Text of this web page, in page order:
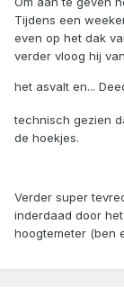
Tijdens een
even op het dak
verder vloog hij
het asvalt en...
technisch gezien
de hoekjes.
Verder super
inderdaad door
hoogtemeter (ben